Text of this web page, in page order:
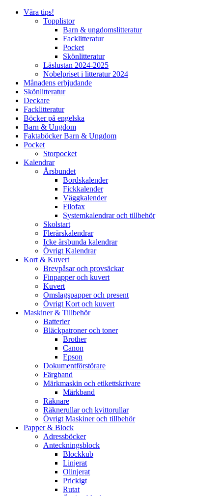
Våra tips!
Topplistor
Barn & ungdomslitteratur
Facklitteratur
Pocket
Skönlitteratur
Läslustan 2024-2025
Nobelpriset i litteratur 2024
Månadens erbjudande
Skönlitteratur
Deckare
Facklitteratur
Böcker på engelska
Barn & Ungdom
Faktaböcker Barn & Ungdom
Pocket
Storpocket
Kalendrar
Årsbundet
Bordskalender
Fickkalender
Väggkalender
Filofax
Systemkalendrar och tillbehör
Skolstart
Flerårskalendrar
Icke årsbunda kalendrar
Övrigt Kalendrar
Kort & Kuvert
Brevpåsar och provsäckar
Finpapper och kuvert
Kuvert
Omslagspapper och present
Övrigt Kort och kuvert
Maskiner & Tillbehör
Batterier
Bläckpatroner och toner
Brother
Canon
Epson
Dokumentförstörare
Färgband
Märkmaskin och etikettskrivare
Märkband
Räknare
Räknerullar och kvittorullar
Övrigt Maskiner och tillbehör
Papper & Block
Adressböcker
Anteckningsblock
Blockkub
Linjerat
Olinjerat
Prickigt
Rutat